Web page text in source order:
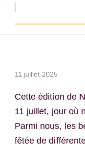
Devenir moine ou
11 juillet 2025
Cette édition de
11 juillet, jour où
Parmi nous, les
fêtée de